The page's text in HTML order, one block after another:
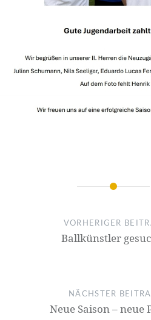
VORHERIGER
Ballkünstler
NÄCHSTER
Neue Saison – neue